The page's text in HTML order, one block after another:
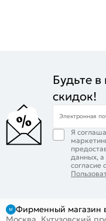
Будьте
скидок!
Электронная
Я
данных,
согласие с
Фирменный магазин